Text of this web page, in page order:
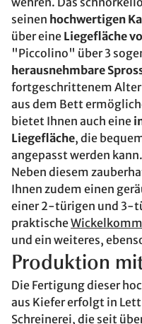
seinen hochwertigen
über eine Liegefläche
"Piccolino" über 3
herausnehmbare
fortgeschrittenem
aus dem Bett
bietet Ihnen auch eine
Liegefläche, die
angepasst werden kann.
Neben diesem
Ihnen zudem einen
einer 2-türigen und 3-
praktische
und ein weiteres,
Produktion
Die Fertigung dieser
aus Kiefer erfolgt in
Schreinerei, die seit